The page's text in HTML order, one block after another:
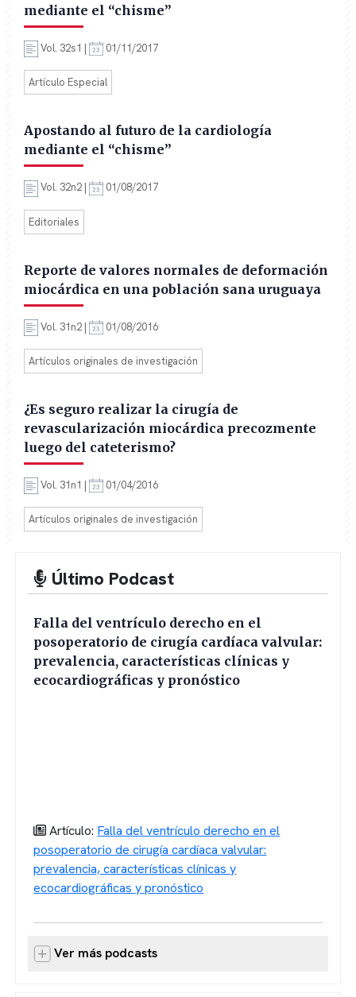
mediante el “chisme”
Vol. 32s1 | 01/11/2017
Artículo Especial
Apostando al futuro de la cardiología
mediante el “chisme”
Vol. 32n2 | 01/08/2017
Editoriales
Reporte de valores normales de deformación
miocárdica en una población sana uruguaya
Vol. 31n2 | 01/08/2016
Artículos originales de investigación
¿Es seguro realizar la cirugía de
revascularización miocárdica precozmente
luego del cateterismo?
Vol. 31n1 | 01/04/2016
Artículos originales de investigación
Último Podcast
Falla del ventrículo derecho en el
posoperatorio de cirugía cardíaca valvular:
prevalencia, características clínicas y
ecocardiográficas y pronóstico
Artículo: Falla del ventrículo derecho en el
posoperatorio de cirugía cardíaca valvular:
prevalencia, características clínicas y
ecocardiográficas y pronóstico
Ver más podcasts